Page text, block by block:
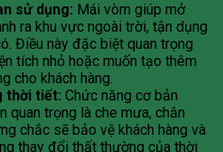
sử dụng: Mái vòm giúp mở
ra khu vực ngoài trời, tận dụng
Điều này đặc biệt quan trọng
tích nhỏ hoặc muốn tạo thêm
cho khách hàng.
thời tiết: Chức năng cơ bản
quan trọng là che mưa, chắn
chắc sẽ bảo vệ khách hàng và
thay đổi thất thường của thời